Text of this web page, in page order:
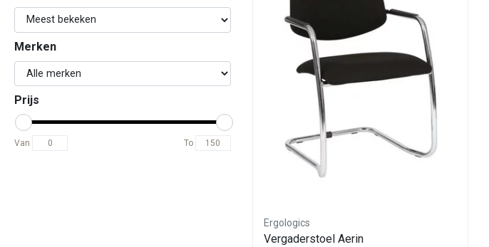
Merken
Prijs
Van To
Ergologics
Vergaderstoel Aerin